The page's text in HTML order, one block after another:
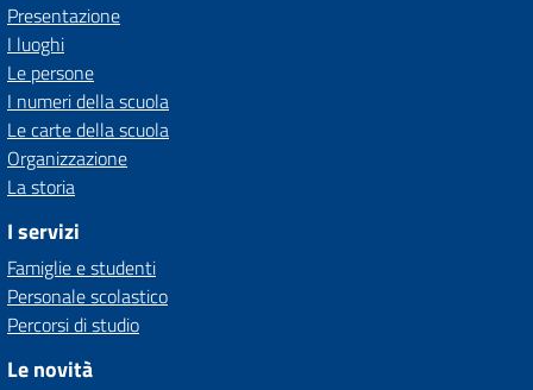
Presentazione
I luoghi
Le persone
I numeri della scuola
Le carte della scuola
Organizzazione
La storia
I servizi
Famiglie e studenti
Personale scolastico
Percorsi di studio
Le novità